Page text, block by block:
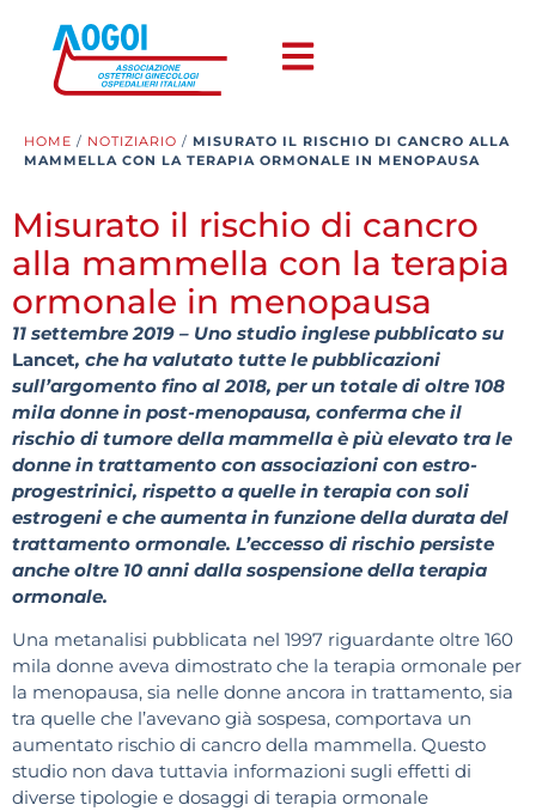
HOME / NOTIZIARIO / MISURATO IL RISCHIO DI CANCRO ALLA
MAMMELLA CON LA TERAPIA ORMONALE IN MENOPAUSA
Misurato il rischio di cancro
alla mammella con la terapia
ormonale in menopausa
11 settembre 2019 – Uno studio inglese pubblicato su
Lancet, che ha valutato tutte le pubblicazioni
sull’argomento fino al 2018, per un totale di oltre 108
mila donne in post-menopausa, conferma che il
rischio di tumore della mammella è più elevato tra le
donne in trattamento con associazioni con estro-
progestrinici, rispetto a quelle in terapia con soli
estrogeni e che aumenta in funzione della durata del
trattamento ormonale. L’eccesso di rischio persiste
anche oltre 10 anni dalla sospensione della terapia
ormonale.
Una metanalisi pubblicata nel 1997 riguardante oltre 160
mila donne aveva dimostrato che la terapia ormonale per
la menopausa, sia nelle donne ancora in trattamento, sia
tra quelle che l’avevano già sospesa, comportava un
aumentato rischio di cancro della mammella. Questo
studio non dava tuttavia informazioni sugli effetti di
diverse tipologie e dosaggi di terapia ormonale